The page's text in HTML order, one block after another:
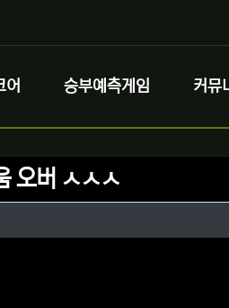
어 승부예측게임 커뮤
오버 ㅅㅅㅅ